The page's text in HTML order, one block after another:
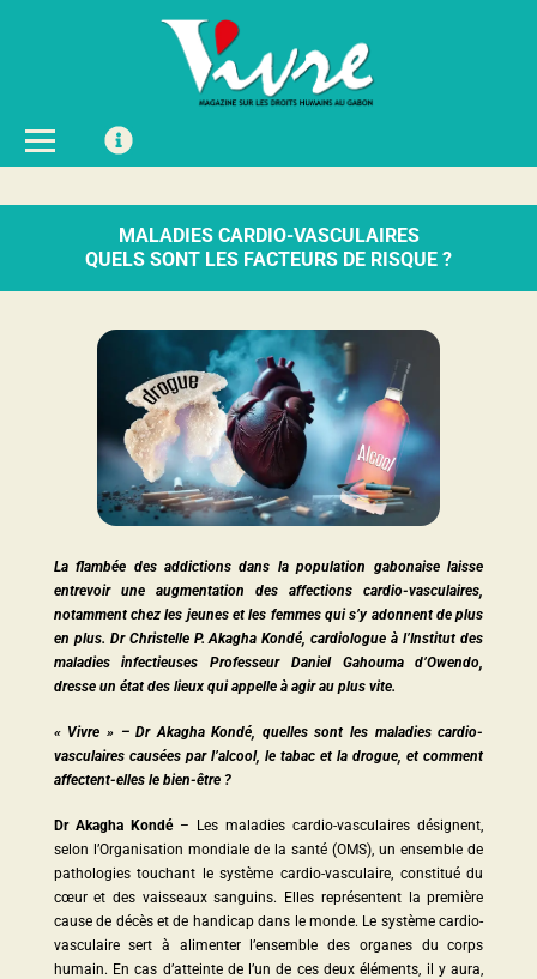
MALADIES CARDIO-VASCULAIRES
QUELS SONT LES FACTEURS DE RISQUE ?
La flambée des addictions dans la population gabonaise laisse
entrevoir une augmentation des affections cardio-vasculaires,
notamment chez les jeunes et les femmes qui s’y adonnent de plus
en plus. Dr Christelle P. Akagha Kondé, cardiologue à l’Institut des
maladies infectieuses Professeur Daniel Gahouma d’Owendo,
dresse un état des lieux qui appelle à agir au plus vite.
« Vivre » – Dr Akagha Kondé, quelles sont les maladies cardio-
vasculaires causées par l’alcool, le tabac et la drogue, et comment
affectent-elles le bien-être ?
Dr Akagha Kondé – Les maladies cardio-vasculaires désignent,
selon l’Organisation mondiale de la santé (OMS), un ensemble de
pathologies touchant le système cardio-vasculaire, constitué du
cœur et des vaisseaux sanguins. Elles représentent la première
cause de décès et de handicap dans le monde. Le système cardio-
vasculaire sert à alimenter l’ensemble des organes du corps
humain. En cas d’atteinte de l’un de ces deux éléments, il y aura,